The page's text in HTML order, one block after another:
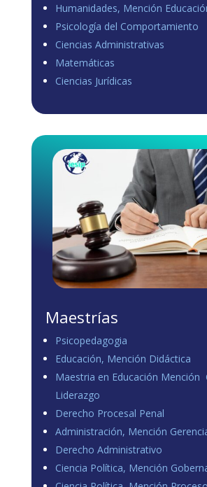
Load more
Humanidades, Mención
Psicología del Comportamiento
Ciencias Administrativas
Matemáticas
Ciencias Jurídicas
Maestrías
Psicopedagogia
Educación, Mención Didáctica
Maestria en Educación Mención
Liderazgo
Derecho Procesal Penal
Administración, Mención
Derecho Administrativo
Ciencia Política, Mención